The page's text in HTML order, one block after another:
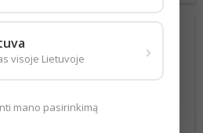
visoje Lietuvoje ›
mano pasirinkimą